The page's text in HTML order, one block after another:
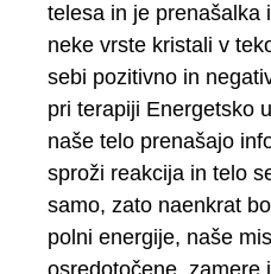
telesa in je prenašalka
neke vrste kristali v
sebi pozitivno in
pri terapiji Energetsko
naše telo prenašajo
sproži reakcija in telo
samo, zato naenkrat
polni energije, naše